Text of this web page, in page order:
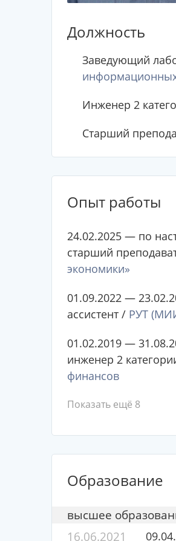
Должность
Заведующий
Инженер 2
Старший
Опыт работы
24.02.2025 — по
старший
экономики»
01.09.2022 —
ассистент / РУТ
01.02.2019 —
инженер 2
финансов
Показать ещё 8
Образование
высшее
16.06.2021